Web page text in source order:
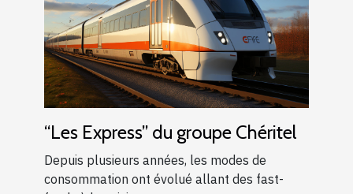
“Les Express” du groupe Chéritel
Depuis plusieurs années, les modes de
consommation ont évolué allant des fast-